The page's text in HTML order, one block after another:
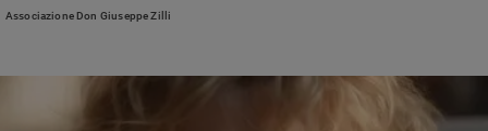
loro età.. Da soli non ce la fanno e vivere in estrema povertà
Associazione Don Giuseppe Zilli